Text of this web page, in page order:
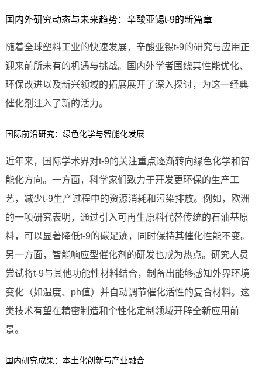
国内外研究动态与未来趋势：辛酸亚锡t-9的新篇章
随着全球塑料工业的快速发展，辛酸亚锡t-9的研究与应用正
迎来前所未有的机遇与挑战。国内外学者围绕其性能优化、
环保改进以及新兴领域的拓展展开了深入探讨，为这一经典
催化剂注入了新的活力。
国际前沿研究：绿色化学与智能化发展
近年来，国际学术界对t-9的关注重点逐渐转向绿色化学和智
能化方向。一方面，科学家们致力于开发更环保的生产工
艺，减少t-9生产过程中的资源消耗和污染排放。例如，欧洲
的一项研究表明，通过引入可再生原料代替传统的石油基原
料，可以显著降低t-9的碳足迹，同时保持其催化性能不变。
另一方面，智能响应型催化剂的研发也成为热点。研究人员
尝试将t-9与其他功能性材料结合，制备出能够感知外界环境
变化（如温度、ph值）并自动调节催化活性的复合材料。这
类技术有望在精密制造和个性化定制领域开辟全新应用前
景。
国内研究成果：本土化创新与产业融合